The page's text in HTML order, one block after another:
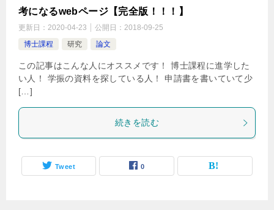
考になるwebページ【完全版！！！】
更新日： 2020-04-23 公開日： 2018-09-25
博士課程
研究 論文
この記事はこんな人にオススメです！ 博士課程に進学した
い人！ 学振の資料を探している人！ 申請書を書いていて少
[…]
続きを読む
Tweet 0